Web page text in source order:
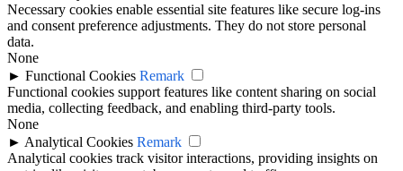
Necessary cookies enable essential site features like secure log-ins
and consent preference adjustments. They do not store personal
data.
None
► Functional Cookies Remark
Functional cookies support features like content sharing on social
media, collecting feedback, and enabling third-party tools.
None
► Analytical Cookies Remark
Analytical cookies track visitor interactions, providing insights on